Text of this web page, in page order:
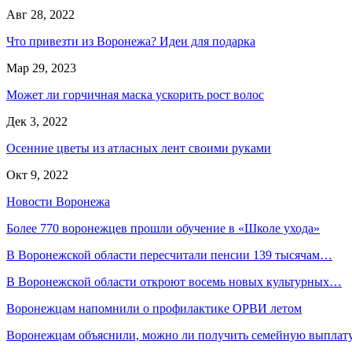
Авг 28, 2022
Что привезти из Воронежа? Идеи для подарка
Мар 29, 2023
Может ли горчичная маска ускорить рост волос
Дек 3, 2022
Осенние цветы из атласных лент своими руками
Окт 9, 2022
Новости Воронежа
Более 770 воронежцев прошли обучение в «Школе ухода»
В Воронежской области пересчитали пенсии 139 тысячам…
В Воронежской области откроют восемь новых культурных…
Воронежцам напомнили о профилактике ОРВИ летом
Воронежцам объяснили, можно ли получить семейную